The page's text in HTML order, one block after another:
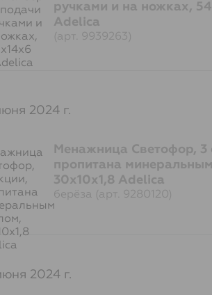
ручками и на ножках,
Adelica
(арт. 9939263)
2024 г.
Менажница Светофор, 3
пропитана
30х10х1,8 Adelica
берёза (арт. 9280120)
2024 г.